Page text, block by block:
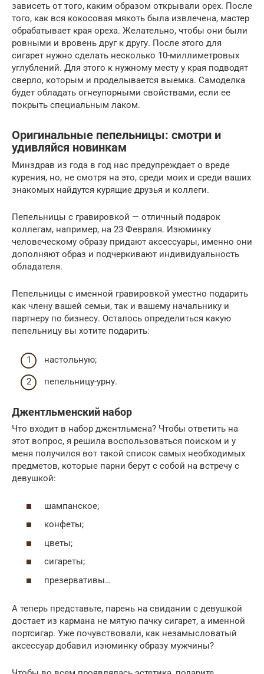
зависеть от того, каким образом открывали орех. После
того, как вся кокосовая мякоть была извлечена, мастер
обрабатывает края ореха. Желательно, чтобы они были
ровными и вровень друг к другу. После этого для
сигарет нужно сделать несколько 10-миллиметровых
углублений. Для этого к нужному месту у края подводят
сверло, которым и проделывается выемка. Самоделка
будет обладать огнеупорными свойствами, если ее
покрыть специальным лаком.
Оригинальные пепельницы: смотри и
удивляйся новинкам
Минздрав из года в год нас предупреждает о вреде
курения, но, не смотря на это, среди моих и среди ваших
знакомых найдутся курящие друзья и коллеги.
Пепельницы с гравировкой — отличный подарок
коллегам, например, на 23 Февраля. Изюминку
человеческому образу придают аксессуары, именно они
дополняют образ и подчеркивают индивидуальность
обладателя.
Пепельницы с именной гравировкой уместно подарить
как члену вашей семьи, так и вашему начальнику и
партнеру по бизнесу. Осталось определиться какую
пепельницу вы хотите подарить:
настольную;
пепельницу-урну.
Джентльменский набор
Что входит в набор джентльмена? Чтобы ответить на
этот вопрос, я решила воспользоваться поиском и у
меня получился вот такой список самых необходимых
предметов, которые парни берут с собой на встречу с
девушкой:
шампанское;
конфеты;
цветы;
сигареты;
презервативы…
А теперь представьте, парень на свидании с девушкой
достает из кармана не мятую пачку сигарет, а именной
портсигар. Уже почувствовали, как незамысловатый
аксессуар добавил изюминку образу мужчины?